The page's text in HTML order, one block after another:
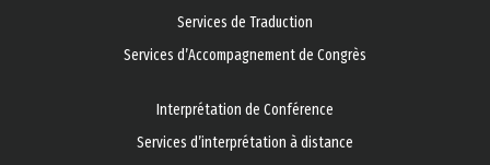
Services de Traduction
Services d’Accompagnement de Congrès
Interprétation de Conférence
Services d’interprétation à distance